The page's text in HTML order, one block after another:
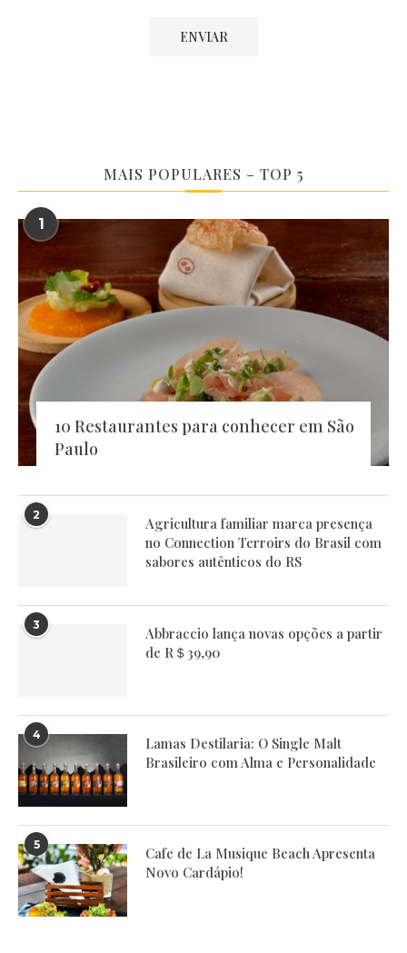
MAIS POPULARES – TOP 5
1
10 Restaurantes para conhecer em São
Paulo
2
Agricultura familiar marca presença
no Connection Terroirs do Brasil com
sabores autênticos do RS
3
Abbraccio lança novas opções a partir
de R＄39,90
4
Lamas Destilaria: O Single Malt
Brasileiro com Alma e Personalidade
5
Cafe de La Musique Beach Apresenta
Novo Cardápio!